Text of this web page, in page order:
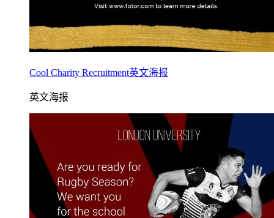
Cool Charity Recruitment英文海报
英文海报